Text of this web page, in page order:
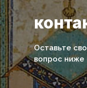
Оставьте
вопрос ниже